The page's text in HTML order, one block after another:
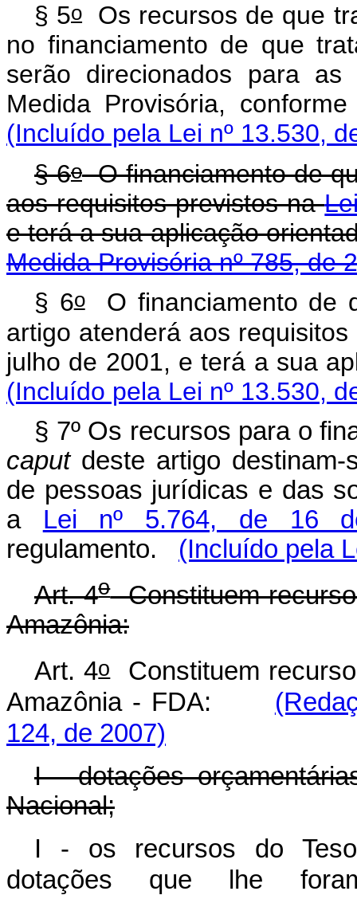
§ 5o
Os recursos de que
no financiamento de que
serão direcionados para as
Medida Provisória,
(Incluído pela Lei nº 13.530,
§ 6oO financiamento de
aos requisitos previstos na
e terá a sua aplicação
Medida Provisória nº 785, de
§ 6oO financiamento de
artigo atenderá aos
julho de 2001, e terá a sua
(Incluído pela Lei nº 13.530,
§ 7º Os recursos para o
caputdeste artigo destinam-
de pessoas jurídicas e das
a Lei nº 5.764, de 16
regulamento.
(Incluído pela
Art. 4oConstituem
Amazônia:
Art. 4oConstituem
Amazônia - FDA:
124, de 2007)
I - dotações
Nacional;
I - os recursos do
dotações que lhe